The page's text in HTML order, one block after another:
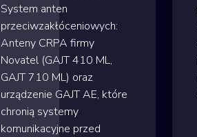
System anten
przeciwzakłóceniowych:
Anteny CRPA firmy
Novatel (GAJT 410 ML,
GAJT 710 ML) oraz
urządzenie GAJT AE, które
chronią systemy
komunikacyjne przed